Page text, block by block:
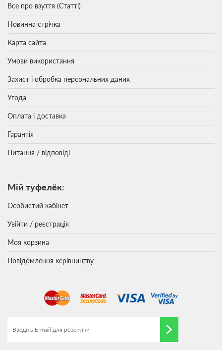
Все про взуття (Статті)
Новинна стрічка
Карта сайта
Умови використання
Захист і обробка персональних даних
Угода
Оплата і доставка
Гарантія
Питання / відповіді
Мій туфелёк:
Особистий кабінет
Увійти / реєстрація
Моя корзина
Повідомлення керівництву